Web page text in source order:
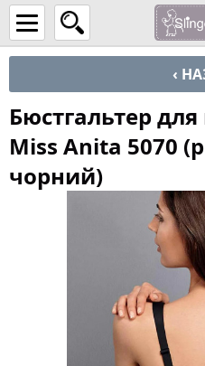
‹
Бюстгальтер
Miss Anita 5070
чорний)